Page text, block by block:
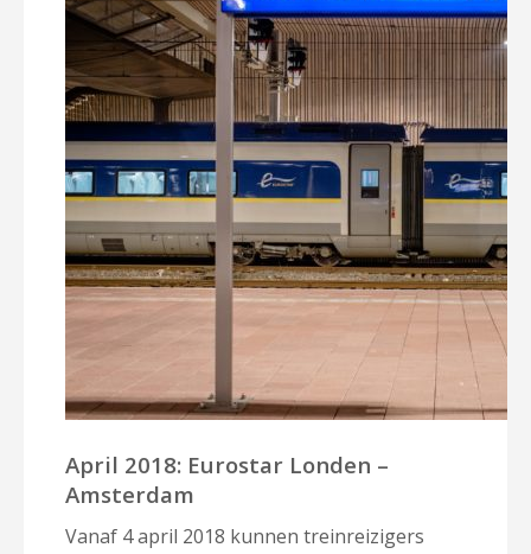
April 2018: Eurostar Londen –
Amsterdam
Vanaf 4 april 2018 kunnen treinreizigers